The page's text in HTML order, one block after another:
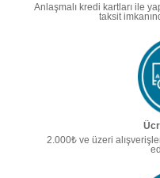
Anlaşmalı kredi kartları ile
taksit
2.000₺ ve üzeri